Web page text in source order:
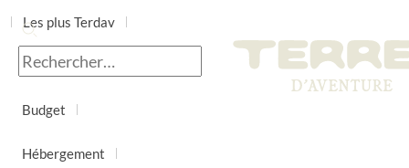
Les plus Terdav
Jour par jour
Budget
Hébergement